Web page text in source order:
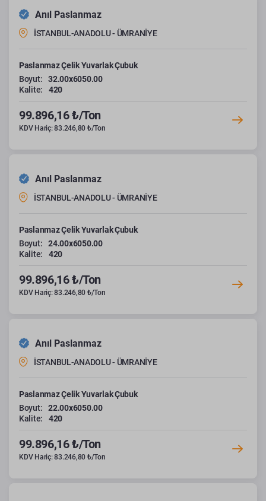
Anıl Paslanmaz
İSTANBUL-ANADOLU - ÜMRANİYE
Paslanmaz Çelik Yuvarlak Çubuk
Boyut:
32.00x6050.00
Kalite:
420
99.896,16 ₺/Ton
KDV Hariç: 83.246,80 ₺/Ton
Anıl Paslanmaz
İSTANBUL-ANADOLU - ÜMRANİYE
Paslanmaz Çelik Yuvarlak Çubuk
Boyut:
24.00x6050.00
Kalite:
420
99.896,16 ₺/Ton
KDV Hariç: 83.246,80 ₺/Ton
Anıl Paslanmaz
İSTANBUL-ANADOLU - ÜMRANİYE
Paslanmaz Çelik Yuvarlak Çubuk
Boyut:
22.00x6050.00
Kalite:
420
99.896,16 ₺/Ton
KDV Hariç: 83.246,80 ₺/Ton